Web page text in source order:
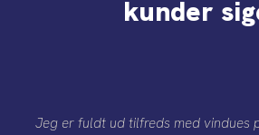
kunder
Jeg er fuldt ud tilfreds med vindues